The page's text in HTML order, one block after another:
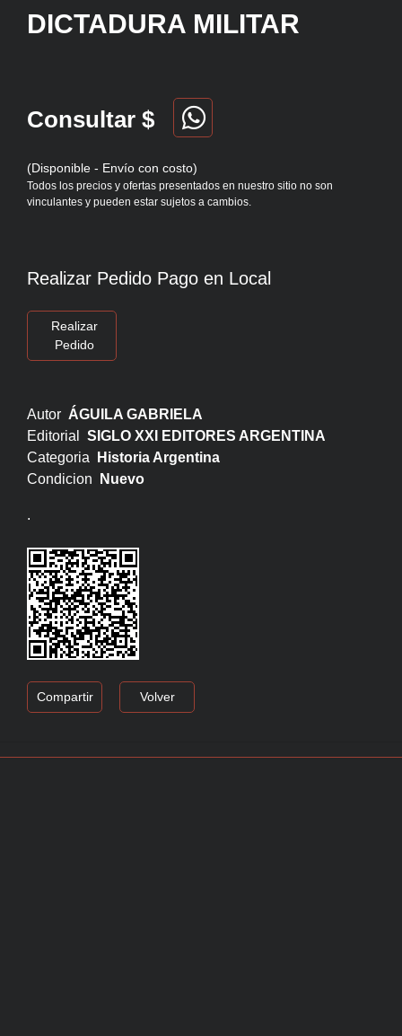
DICTADURA MILITAR
Consultar $
(Disponible - Envío con costo)
Todos los precios y ofertas presentados en nuestro sitio no son
vinculantes y pueden estar sujetos a cambios.
Realizar Pedido Pago en Local
Realizar
Pedido
Autor ÁGUILA GABRIELA
Editorial SIGLO XXI EDITORES ARGENTINA
Categoria
Historia Argentina
Condicion
Nuevo
.
Compartir Volver